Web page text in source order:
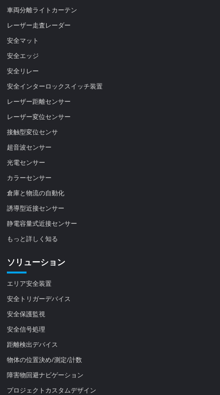
車両分離ライトカーテン
レーザー走査レーダー
安全マット
安全エッジ
安全リレー
安全インターロックスイッチ装置
レーザー距離センサー
レーザー変位センサー
接触型変位センサ
超音波センサー
光電センサー
カラーセンサー
倉庫と物流の自動化
誘導型近接センサー
静電容量式近接センサー
もっと詳しく知る
ソリューション
エリア安全装置
安全トリガーデバイス
安全保護監視
安全信号処理
距離検出デバイス
物体の位置決め/測定/計数
障害物回避ナビゲーション
プロジェクトカスタムデザイン